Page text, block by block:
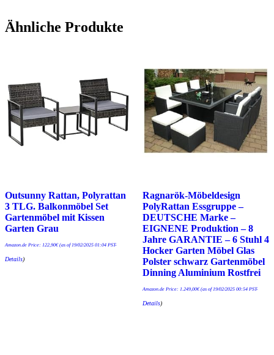
Ähnliche Produkte
Outsunny Rattan, Polyrattan
3 TLG. Balkonmöbel Set
Gartenmöbel mit Kissen
Garten Grau
Amazon.de Price: 122,90€(as of 19/02/2025 01:04 PST-
Details)
Ragnarök-Möbeldesign
PolyRattan Essgruppe –
DEUTSCHE Marke –
EIGNENE Produktion – 8
Jahre GARANTIE – 6 Stuhl 4
Hocker Garten Möbel Glas
Polster schwarz Gartenmöbel
Dinning Aluminium Rostfrei
Amazon.de Price: 1.249,00€(as of 19/02/2025 00:54 PST-
Details)